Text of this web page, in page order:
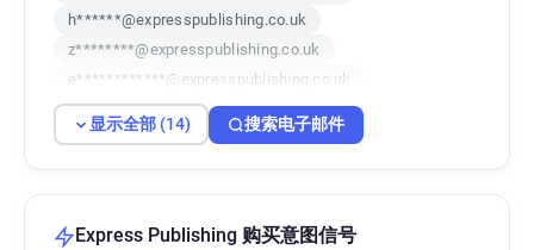
h******@expresspublishing.co.uk
z********@expresspublishing.co.uk
e************@expresspublishing.co.uk
u**********@expresspublishing.co.uk
y************@expresspublishing.co.uk
i*******@expresspublishing.co.uk
显示全部 (14) 搜索电子邮件
Express Publishing 购买意图信号